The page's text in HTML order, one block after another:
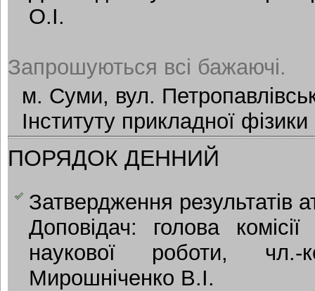
О.І.
Запрошуються всі бажаючі.
м. Суми, вул.
Інституту прикладної фізики
ПОРЯДОК ДЕННИЙ
Затвердження результатів
Доповідач: голова
наукової роботи,
Мирошніченко В.І.